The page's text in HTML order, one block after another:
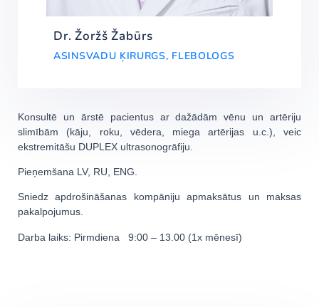
Dr. Žoržš Žabūrs
ASINSVADU ĶIRURGS, FLEBOLOGS
Konsultē un ārstē pacientus ar dažādām vēnu un artēriju
slimībām (kāju, roku, vēdera, miega artērijas u.c.), veic
ekstremitāšu DUPLEX ultrasonogrāfiju.
Pieņemšana LV, RU, ENG.
Sniedz apdrošināšanas kompāniju apmaksātus un maksas
pakalpojumus.
Darba laiks: Pirmdiena 9:00 – 13.00 (1x mēnesī)